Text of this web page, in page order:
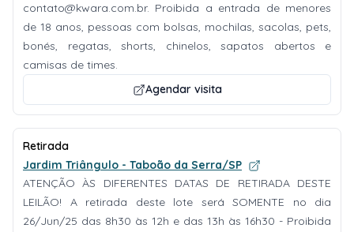
contato@kwara.com.br. Proibida a entrada de menores
de 18 anos, pessoas com bolsas, mochilas, sacolas, pets,
bonés, regatas, shorts, chinelos, sapatos abertos e
camisas de times.
Agendar visita
Retirada
Jardim Triângulo - Taboão da Serra/SP
ATENÇÃO ÀS DIFERENTES DATAS DE RETIRADA DESTE
LEILÃO! A retirada deste lote será SOMENTE no dia
26/Jun/25 das 8h30 às 12h e das 13h às 16h30 - Proibida